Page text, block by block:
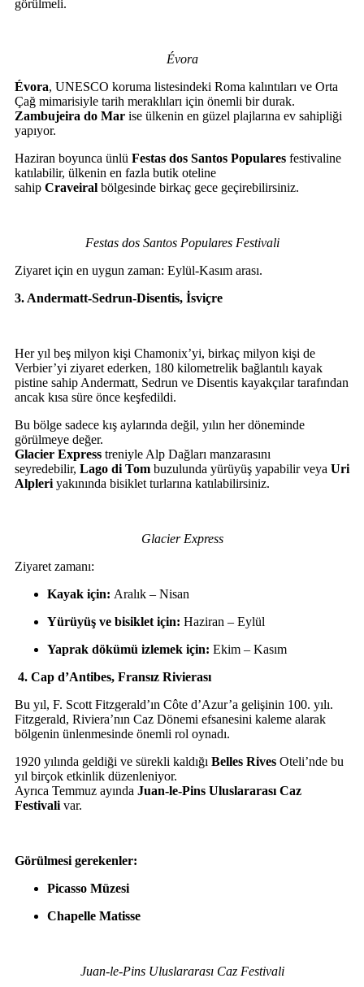
görülmeli.
Évora
Évora, UNESCO koruma listesindeki Roma kalıntıları ve Orta
Çağ mimarisiyle tarih meraklıları için önemli bir durak.
Zambujeira do Mar ise ülkenin en güzel plajlarına ev sahipliği
yapıyor.
Haziran boyunca ünlü Festas dos Santos Populares festivaline
katılabilir, ülkenin en fazla butik oteline
sahip Craveiral bölgesinde birkaç gece geçirebilirsiniz.
Festas dos Santos Populares Festivali
Ziyaret için en uygun zaman: Eylül-Kasım arası.
3. Andermatt-Sedrun-Disentis, İsviçre
Her yıl beş milyon kişi Chamonix’yi, birkaç milyon kişi de
Verbier’yi ziyaret ederken, 180 kilometrelik bağlantılı kayak
pistine sahip Andermatt, Sedrun ve Disentis kayakçılar tarafından
ancak kısa süre önce keşfedildi.
Bu bölge sadece kış aylarında değil, yılın her döneminde
görülmeye değer.
Glacier Express treniyle Alp Dağları manzarasını
seyredebilir, Lago di Tom buzulunda yürüyüş yapabilir veya Uri
Alpleriyakınında bisiklet turlarına katılabilirsiniz.
Glacier Express
Ziyaret zamanı:
Kayak için: Aralık – Nisan
Yürüyüş ve bisiklet için: Haziran – Eylül
Yaprak dökümü izlemek için: Ekim – Kasım
4. Cap d’Antibes, Fransız Rivierası
Bu yıl, F. Scott Fitzgerald’ın Côte d’Azur’a gelişinin 100. yılı.
Fitzgerald, Riviera’nın Caz Dönemi efsanesini kaleme alarak
bölgenin ünlenmesinde önemli rol oynadı.
1920 yılında geldiği ve sürekli kaldığı Belles Rives Oteli’nde bu
yıl birçok etkinlik düzenleniyor.
Ayrıca Temmuz ayında Juan-le-Pins Uluslararası Caz
Festivalivar.
Görülmesi gerekenler:
Picasso Müzesi
Chapelle Matisse
Juan-le-Pins Uluslararası Caz Festivali